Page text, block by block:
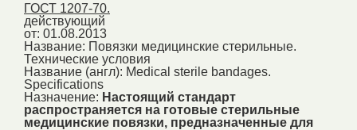
ГОСТ 1207-70.
действующий
от: 01.08.2013
Название: Повязки медицинские стерильные.
Технические условия
Название (англ): Medical sterile bandages.
Specifications
Назначение: Настоящий стандарт
распространяется на готовые стерильные
медицинские повязки, предназначенные для